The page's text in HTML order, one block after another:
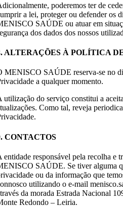
poderemos ter de
a lei, proteger ou defender os
SAÚDE ou atuar em
dos dados dos nossos
ALTERAÇÕES À POLÍTICA
MENISCO SAÚDE reserva-se no
a qualquer momento.
utilização do serviço constitui a
Como tal, reveja
CONTACTOS
entidade responsável pela recolha e
SAÚDE. Se tiver alguma
ou da informação que
utilizando o e-mail
da morada Estrada Nacional
Redondo – Leiria.